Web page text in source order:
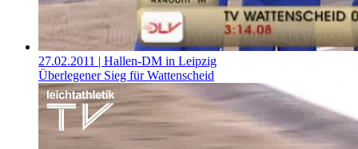
27.02.2011 | Hallen-DM in Leipzig
Überlegener Sieg für Wattenscheid